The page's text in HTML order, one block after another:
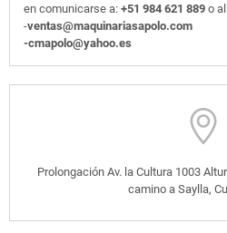
en comunicarse a: +51 984 621 889 o
-ventas@maquinariasapolo.com
-cmapolo@yahoo.es
Prolongación Av. la Cultura 1003
camino a Saylla,